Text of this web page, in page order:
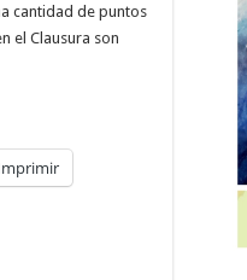
cantidad de puntos
el Clausura son